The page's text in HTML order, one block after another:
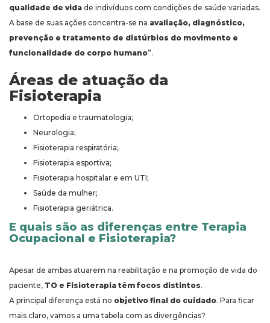
qualidade de vida de indivíduos com condições de saúde variadas.
A base de suas ações concentra-se na avaliação, diagnóstico,
prevenção e tratamento de distúrbios do movimento e
funcionalidade do corpo humano”.
Áreas de atuação da
Fisioterapia
Ortopedia e traumatologia;
Neurologia;
Fisioterapia respiratória;
Fisioterapia esportiva;
Fisioterapia hospitalar e em UTI;
Saúde da mulher;
Fisioterapia geriátrica.
E quais são as diferenças entre Terapia
Ocupacional e Fisioterapia?
Apesar de ambas atuarem na reabilitação e na promoção de vida do
paciente, TO e Fisioterapia têm focos distintos.
A principal diferença está no objetivo final do cuidado. Para ficar
mais claro, vamos a uma tabela com as divergências?